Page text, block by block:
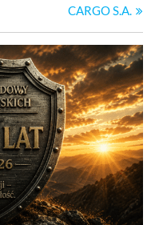
CARGO S.A.